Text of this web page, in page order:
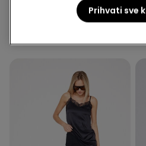
Visokim Strukom i Naborom
Najniža cijena 30 dana prije početka
Prihvati sve